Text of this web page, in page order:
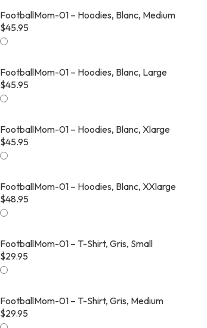
FootballMom-01 – Hoodies, Blanc, Medium
$45.95
FootballMom-01 – Hoodies, Blanc, Large
$45.95
FootballMom-01 – Hoodies, Blanc, Xlarge
$45.95
FootballMom-01 – Hoodies, Blanc, XXlarge
$48.95
FootballMom-01 – T-Shirt, Gris, Small
$29.95
FootballMom-01 – T-Shirt, Gris, Medium
$29.95